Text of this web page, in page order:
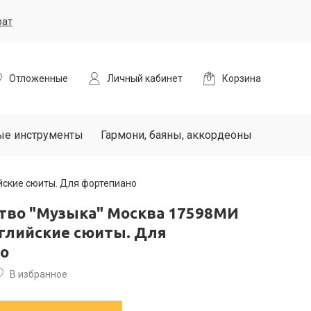
Отложенные Личный кабинет Корзина
инструменты Гармони, баяны, аккордеоны
сюиты. Для фортепиано
"Музыка" Москва 17598МИ
сюиты. Для
В избранное